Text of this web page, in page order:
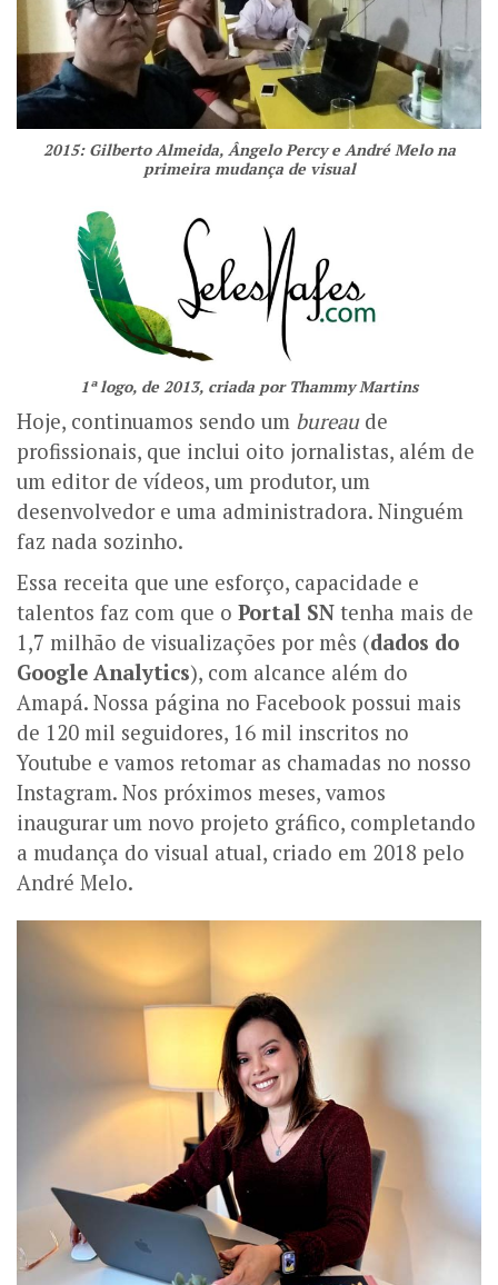
2015: Gilberto Almeida, Ângelo Percy e André Melo na
primeira mudança de visual
1ª logo, de 2013, criada por Thammy Martins
Hoje, continuamos sendo um bureaude
profissionais, que inclui oito jornalistas, além de
um editor de vídeos, um produtor, um
desenvolvedor e uma administradora. Ninguém
faz nada sozinho.
Essa receita que une esforço, capacidade e
talentos faz com que o Portal SN tenha mais de
1,7 milhão de visualizações por mês (dados do
Google Analytics), com alcance além do
Amapá. Nossa página no Facebook possui mais
de 120 mil seguidores, 16 mil inscritos no
Youtube e vamos retomar as chamadas no nosso
Instagram. Nos próximos meses, vamos
inaugurar um novo projeto gráfico, completando
a mudança do visual atual, criado em 2018 pelo
André Melo.